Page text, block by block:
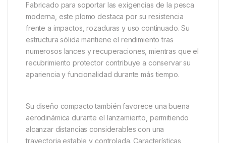
presión sobre la línea.
La combinación de peso y diseño proporciona una
estabilidad sobresaliente durante largos periodos de
pesca, permitiendo que el cebo permanezca
exactamente donde el pescador desea presentarlo.
larga vida útil
Fabricado para soportar las exigencias de la pesca
moderna, este plomo destaca por su resistencia